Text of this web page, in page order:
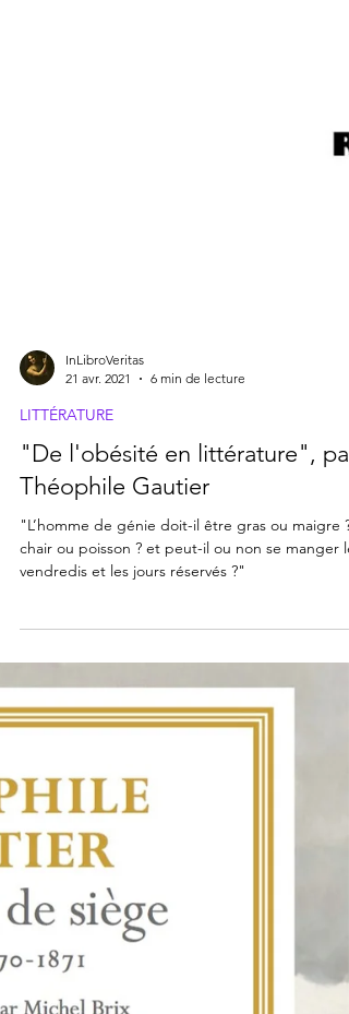
InLibroVeritas
21 avr. 2021
6 min de lecture
"De l'obésité en littérature", par
Théophile Gautier
vendredis et les jours réservés ?"